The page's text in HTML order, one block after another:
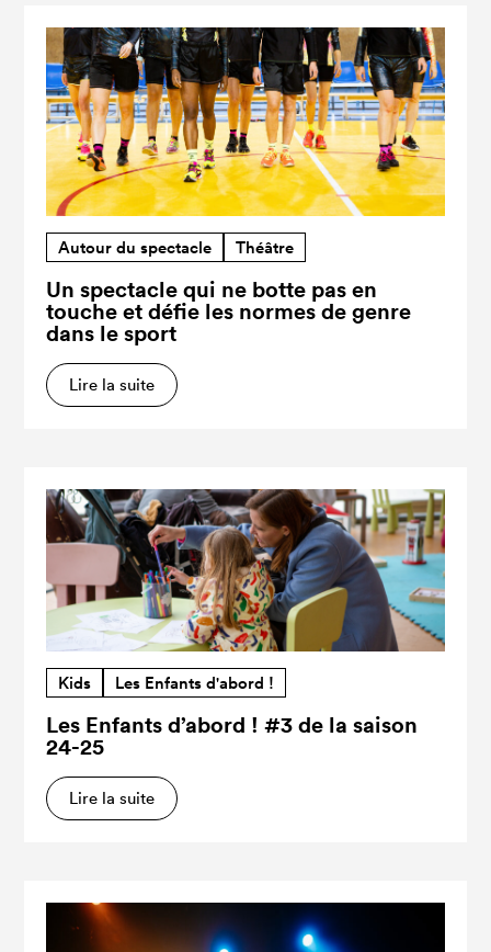
Autour du spectacle Théâtre
Un spectacle qui ne botte pas en
touche et défie les normes de genre
dans le sport
Lire la suite
Kids Les Enfants d'abord !
Les Enfants d’abord ! #3 de la saison
24-25
Lire la suite